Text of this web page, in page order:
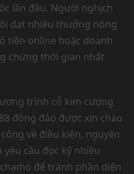
lần đầu. Người nghịch
dạt nhiều thưởng nóng
tiền online hoặc doanh
chừng thời gian nhất
trình cỗ kim cương
đông đảo được xin chào
về điều kiện, nguyên
cầu đọc kỹ nhiều
để tránh phần diện